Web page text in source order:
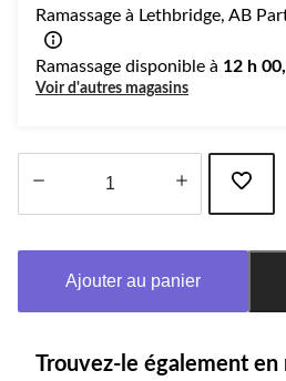
Ramassage à Lethbridge, AB
Ramassage disponible à 12 h
Voir d'autres magasins
à
Ajouter au panier
Trouvez-le également en